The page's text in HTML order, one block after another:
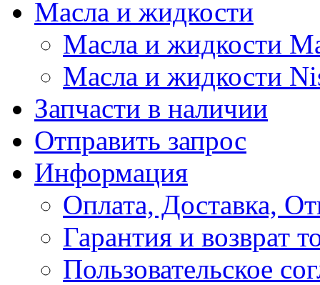
Масла и жидкости
Масла и жидкости
Масла и жидкости
Запчасти в наличии
Отправить запрос
Информация
Оплата, Доставка,
Гарантия и возврат
Пользовательское